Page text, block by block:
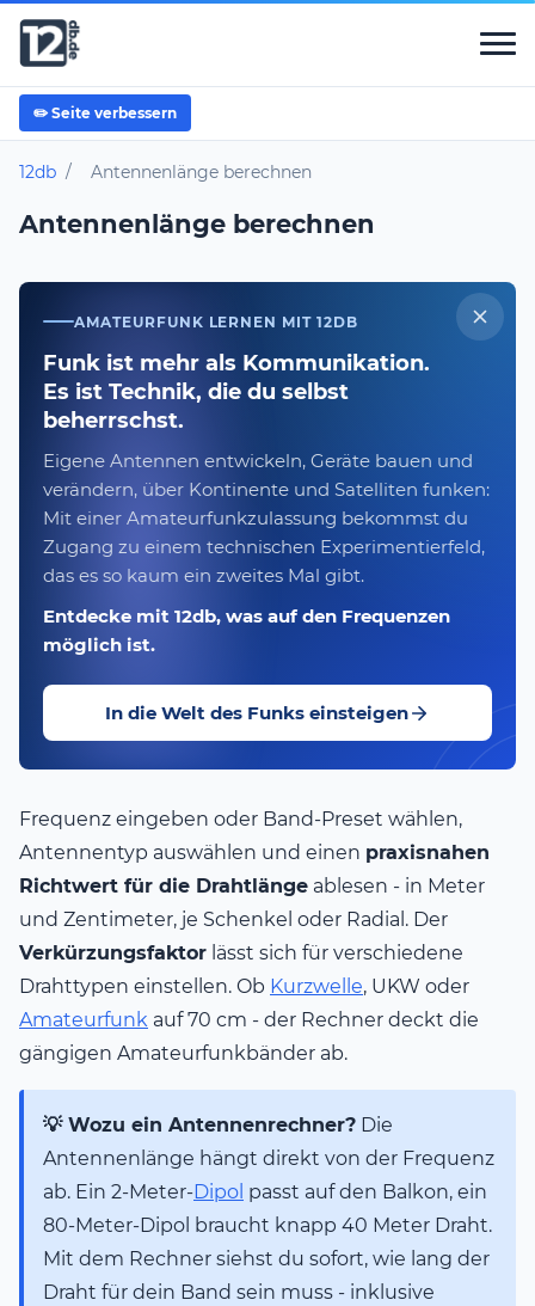
✏️ Seite verbessern
12db / Antennenlänge berechnen
Antennenlänge berechnen
AMATEURFUNK LERNEN MIT 12DB
Funk ist mehr als Kommunikation.
Es ist Technik, die du selbst
beherrschst.
Eigene Antennen entwickeln, Geräte bauen und
verändern, über Kontinente und Satelliten funken:
Mit einer Amateurfunkzulassung bekommst du
Zugang zu einem technischen Experimentierfeld,
das es so kaum ein zweites Mal gibt.
Entdecke mit 12db, was auf den Frequenzen
möglich ist.
In die Welt des Funks einsteigen
Frequenz eingeben oder Band-Preset wählen,
Antennentyp auswählen und einen praxisnahen
Richtwert für die Drahtlänge ablesen - in Meter
und Zentimeter, je Schenkel oder Radial. Der
Verkürzungsfaktor lässt sich für verschiedene
Drahttypen einstellen. Ob Kurzwelle, UKW oder
Amateurfunk auf 70 cm - der Rechner deckt die
gängigen Amateurfunkbänder ab.
💡 Wozu ein Antennenrechner? Die
Antennenlänge hängt direkt von der Frequenz
ab. Ein 2-Meter-Dipol passt auf den Balkon, ein
80-Meter-Dipol braucht knapp 40 Meter Draht.
Mit dem Rechner siehst du sofort, wie lang der
Draht für dein Band sein muss - inklusive